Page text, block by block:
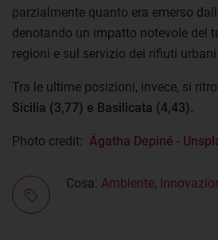
parzialmente quanto era emerso
denotando un impatto notevole del
regioni e sul servizio dei rifiuti urbani.
Tra le ultime posizioni, invece, si
Sicilia (3,77) e Basilicata (4,43).
Photo credit: Ágatha Depiné -
Cosa: Ambiente,